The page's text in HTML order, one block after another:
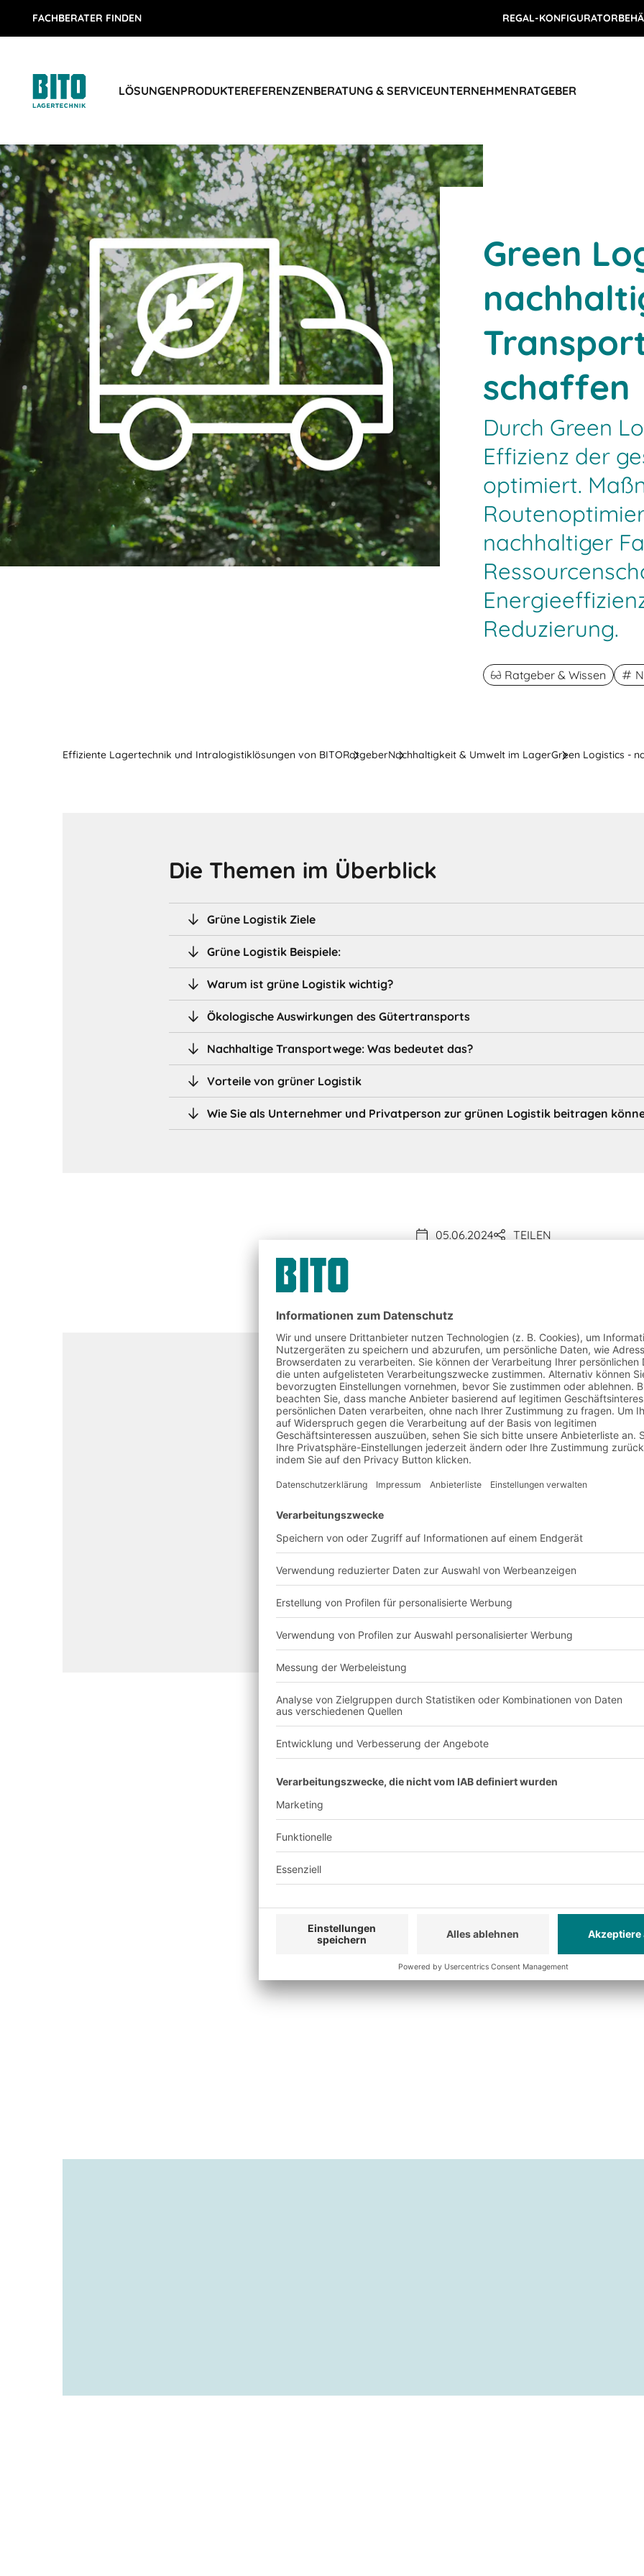
FACHBERATER FINDEN REGAL-KONFIGURATOR
LÖSUNGENPRODUKTEREFERENZENBERATUNG & SERVICEUNTERNEHMENRATGEBER
Green
schaffen
Durch Green
Effizienz der
optimiert.
nachhaltiger
Reduzierung.
Ratgeber & Wissen
Effiziente Lagertechnik und Intralogistiklösungen von BITORatgeberNachhaltigkeit & Umwelt im LagerGreen Logistics -
Die Themen im Überblick
Grüne Logistik Ziele
Grüne Logistik Beispiele:
Warum ist grüne Logistik wichtig?
Ökologische Auswirkungen des Gütertransports
Nachhaltige Transportwege: Was bedeutet das?
Vorteile von grüner Logistik
Wie Sie als Unternehmer und Privatperson zur grünen Logistik beitragen
05.06.2024 TEILEN